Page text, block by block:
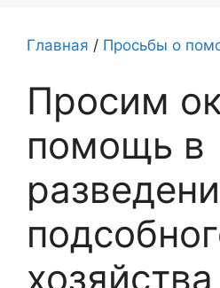
Главная / Просьбы о
Просим
помощь в
хозяйства